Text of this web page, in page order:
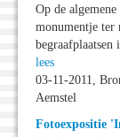
Op de
monumentje ter
begraafplaatsen
lees
03-11-2011,
Aemstel
Fotoexpositie